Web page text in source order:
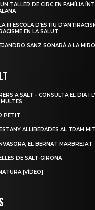
TALLER DE CIRC EN FAMÍLIA
III ESCOLA D’ESTIU
EN LA SALUT
SANZ SONARÀ A LA
A SALT – CONSULTA EL DIA I
PETIT
ALLIBERADES AL TRAM
EL BERNAT MARBREJAT
DE SALT-GIRONA
[VÍDEO]